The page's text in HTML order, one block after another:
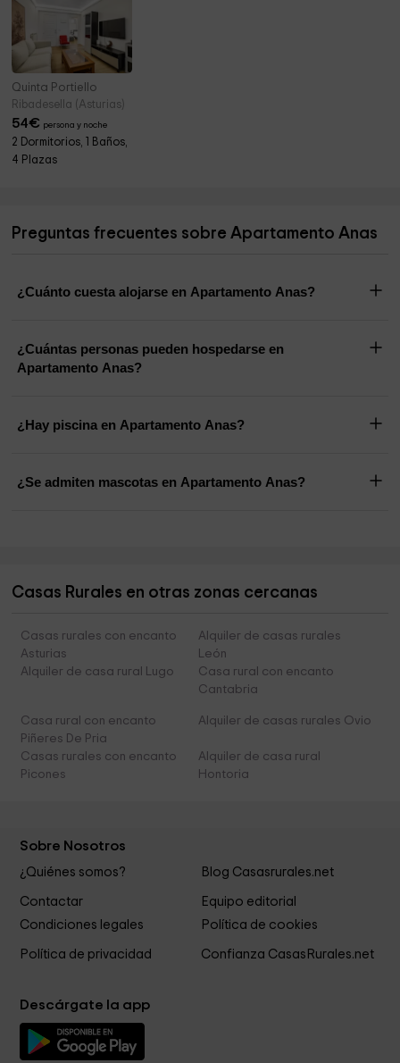
Quinta Portiello
Ribadesella (Asturias)
54€ persona y noche
2 Dormitorios, 1 Baños,
4 Plazas
Preguntas frecuentes sobre Apartamento Anas
¿Cuánto cuesta alojarse en Apartamento Anas?
¿Cuántas personas pueden hospedarse en
Apartamento Anas?
¿Hay piscina en Apartamento Anas?
¿Se admiten mascotas en Apartamento Anas?
Casas Rurales en otras zonas cercanas
Casas rurales con encanto
Asturias
Alquiler de casas rurales
León
Alquiler de casa rural Lugo
Casa rural con encanto
Cantabria
Casa rural con encanto
Piñeres De Pria
Alquiler de casas rurales Ovio
Casas rurales con encanto
Picones
Alquiler de casa rural
Hontoria
Sobre Nosotros
¿Quiénes somos? Blog Casasrurales.net
Contactar
Equipo editorial
Condiciones legales
Política de cookies
Política de privacidad Confianza CasasRurales.net
Descárgate la app